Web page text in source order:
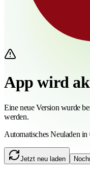
App wird
Eine neue Version wurde
werden.
Automatisches Neuladen in
Jetzt neu laden